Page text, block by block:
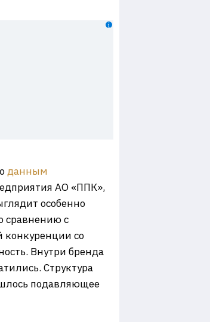
данным
АО «ППК»,
особенно
сравнению с
конкуренции со
Внутри бренда
Структура
подавляющее